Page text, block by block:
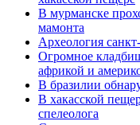
В мурманске
мамонта
Археология
Огромное
африкой и
В бразилии
В хакасской
спелеолога